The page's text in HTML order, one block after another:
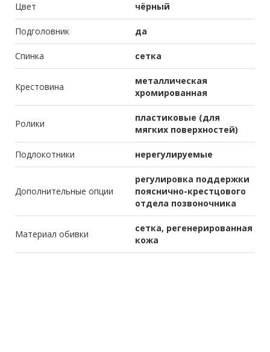
Цвет чёрный
Подголовник да
Спинка сетка
Крестовина
металлическая
хромированная
Ролики
пластиковые (для
мягких поверхностей)
Подлокотники нерегулируемые
Дополнительные опции
регулировка поддержки
пояснично-крестцового
отдела позвоночника
Материал обивки
сетка, регенерированная
кожа